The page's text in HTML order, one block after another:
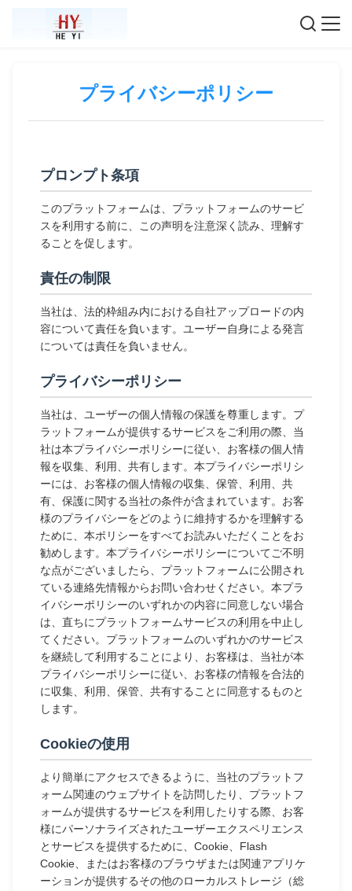
プライバシーポリシー
プロンプト条項
このプラットフォームは、プラットフォームのサービ
スを利用する前に、この声明を注意深く読み、理解す
ることを促します。
責任の制限
当社は、法的枠組み内における自社アップロードの内
容について責任を負います。ユーザー自身による発言
については責任を負いません。
プライバシーポリシー
当社は、ユーザーの個人情報の保護を尊重します。プ
ラットフォームが提供するサービスをご利用の際、当
社は本プライバシーポリシーに従い、お客様の個人情
報を収集、利用、共有します。本プライバシーポリシ
ーには、お客様の個人情報の収集、保管、利用、共
有、保護に関する当社の条件が含まれています。お客
様のプライバシーをどのように維持するかを理解する
ために、本ポリシーをすべてお読みいただくことをお
勧めします。本プライバシーポリシーについてご不明
な点がございましたら、プラットフォームに公開され
ている連絡先情報からお問い合わせください。本プラ
イバシーポリシーのいずれかの内容に同意しない場合
は、直ちにプラットフォームサービスの利用を中止し
てください。プラットフォームのいずれかのサービス
を継続して利用することにより、お客様は、当社が本
プライバシーポリシーに従い、お客様の情報を合法的
に収集、利用、保管、共有することに同意するものと
します。
Cookieの使用
より簡単にアクセスできるように、当社のプラットフ
ォーム関連のウェブサイトを訪問したり、プラットフ
ォームが提供するサービスを利用したりする際、お客
様にパーソナライズされたユーザーエクスペリエンス
とサービスを提供するために、Cookie、Flash
Cookie、またはお客様のブラウザまたは関連アプリケ
ーションが提供するその他のローカルストレージ（総